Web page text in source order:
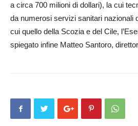
a circa 700 milioni di dollari), la cui
da numerosi servizi sanitari nazionali
cui quello della Scozia e del Cile,
spiegato infine Matteo Santoro,